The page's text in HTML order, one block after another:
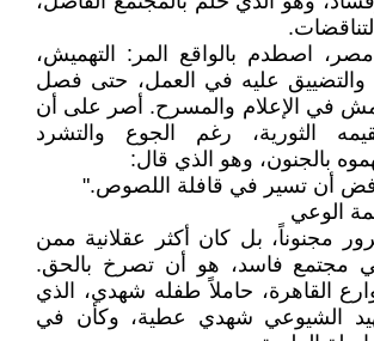
اصطدم بالواقع المر: التهميش،
والتضييق عليه في العمل، حتى فصل
في الإعلام والمسرح. أصر على أن
الثورية، رغم الجوع والتشرد
بالجنون، وهو الذي قال:
أن تسير في قافلة اللصوص."
الوعي
مجنوناً، بل كان أكثر عقلانية ممن
مجتمع فاسد، هو أن تصرخ بالحق.
القاهرة، حاملاً طفله شهدي، الذي
الشيوعي شهدي عطية، وكأن في